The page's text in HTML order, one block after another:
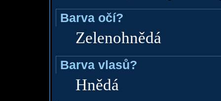
Barva očí?
Zelenohnědá
Barva vlasů?
Hnědá